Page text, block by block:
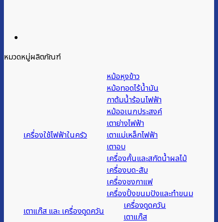
หมวดหมู่ผลิตภัณฑ์
เครื่องใช้ไฟฟ้าในครัว
หม้อหุงข้าว
หม้อทอดไร้น้ำมัน
กาต้มน้ำร้อนไฟฟ้า
หม้ออเนกประสงค์
เตาย่างไฟฟ้า
เตาแม่เหล็กไฟฟ้า
เตาอบ
เครื่องคั้นและสกัดน้ำผลไม้
เครื่องบด-สับ
เครื่องชงกาแฟ
เครื่องปิ้งขนมปังและทำขนม
เตาแก๊ส และ เครื่องดูดควัน
เครื่องดูดควัน
เตาแก๊ส